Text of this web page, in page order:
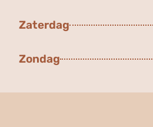
Zaterdag
Zondag